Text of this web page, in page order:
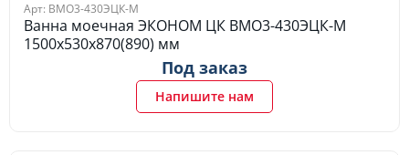
Арт: ВМО3-430ЭЦК-М
Ванна моечная ЭКОНОМ ЦК ВМО3-430ЭЦК-М
1500х530х870(890) мм
Под заказ
Напишите нам